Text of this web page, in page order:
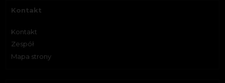
Kontakt
Kontakt
Zespół
Mapa strony